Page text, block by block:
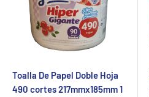
Toalla De Papel Doble Hoja
490 cortes 217mmx185mm 1